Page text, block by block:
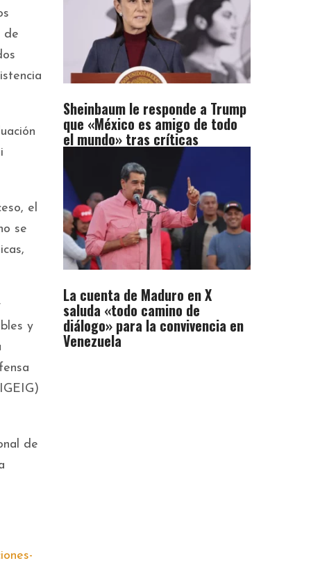
de
el
se
y
de
Sheinbaum le responde a Trump
que «México es amigo de todo
el mundo» tras críticas
La cuenta de Maduro en X
saluda «todo camino de
diálogo» para la convivencia en
Venezuela